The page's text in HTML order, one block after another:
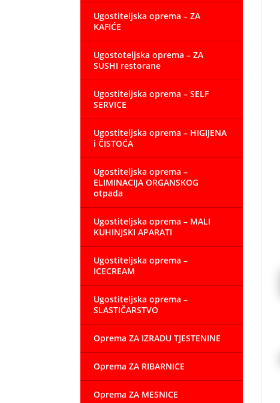
Ugostiteljska oprema – ZA
KAFIĆE
Ugostoteljska oprema – ZA
SUSHI restorane
Ugostiteljska oprema – SELF
SERVICE
Ugostiteljska oprema – HIGIJENA
i ČISTOĆA
Ugostiteljska oprema –
ELIMINACIJA ORGANSKOG
otpada
Ugostiteljska oprema – MALI
KUHINJSKI APARATI
Ugostiteljska oprema –
ICECREAM
Ugostiteljska oprema –
SLASTIČARSTVO
Oprema ZA IZRADU TJESTENINE
Oprema ZA RIBARNICE
Oprema ZA MESNICE